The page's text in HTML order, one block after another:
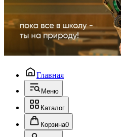
Главная
Меню
Каталог
Корзина0